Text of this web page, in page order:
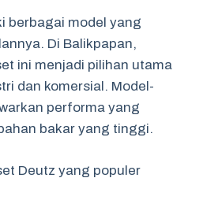
berbagai model yang
Di Balikpapan,
ini menjadi pilihan utama
dan komersial. Model-
performa yang
bakar yang tinggi.
Deutz yang populer